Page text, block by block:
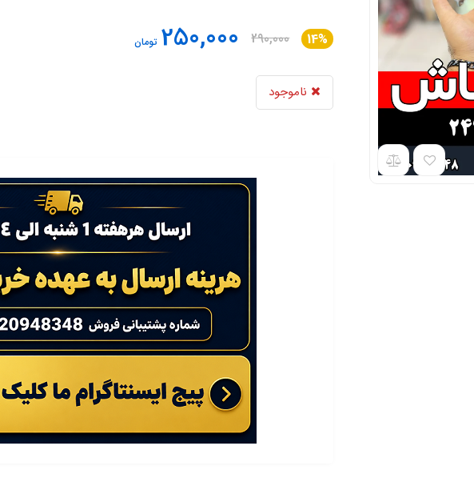
14%
290,000
250,000 تومان
ناموجود